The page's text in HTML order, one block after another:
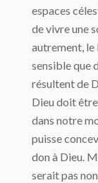
espaces
de vivre une
autrement, le
sensible que
résultent de
Dieu doit
dans notre
puisse
don à Dieu.
serait pas